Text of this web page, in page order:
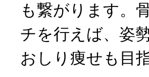
も繋がります。
チを行えば、姿
おしり痩せも目